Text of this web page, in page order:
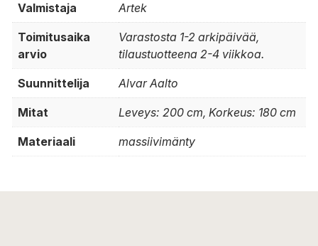
Valmistaja Artek
Toimitusaika
arvio
Varastosta 1-2 arkipäivää,
tilaustuotteena 2-4 viikkoa.
Suunnittelija Alvar Aalto
Mitat Leveys: 200 cm, Korkeus: 180 cm
Materiaali massiivimänty